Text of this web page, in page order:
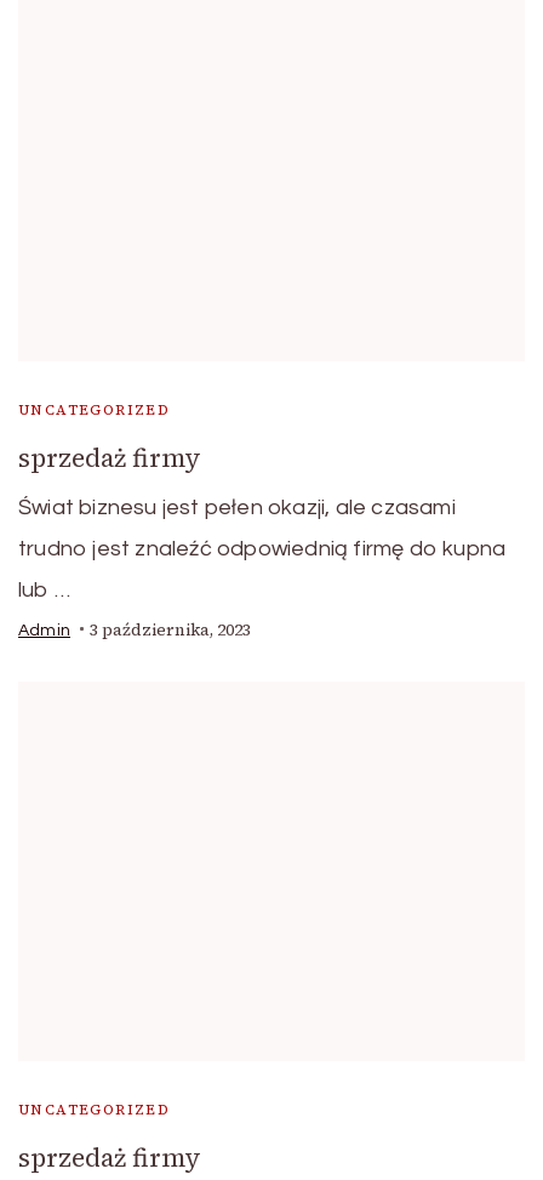
UNCATEGORIZED
sprzedaż firmy
Świat biznesu jest pełen okazji, ale czasami
trudno jest znaleźć odpowiednią firmę do kupna
lub …
Admin 3 października, 2023
UNCATEGORIZED
sprzedaż firmy